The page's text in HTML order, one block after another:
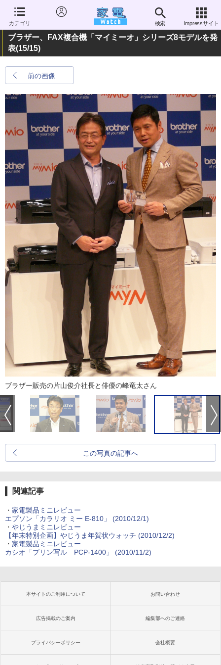
カテゴリ 検索 Impressサイト
ブラザー、FAX複合機「マイミーオ」シリーズ8モデルを発
表(15/15)
前の画像
ブラザー販売の片山俊介社長と俳優の峰竜太さん
この写真の記事へ
関連記事
・ 家電製品ミニレビュー
エプソン「カラリオ ミー E-810」 (2010/12/1)
・ やじうまミニレビュー
【年末特別企画】やじうま年賀状ウォッチ (2010/12/2)
・ 家電製品ミニレビュー
カシオ「プリン写ル PCP-1400」 (2010/11/2)
本サイトのご利用について お問い合わせ
広告掲載のご案内 編集部へのご連絡
プライバシーポリシー 会社概要